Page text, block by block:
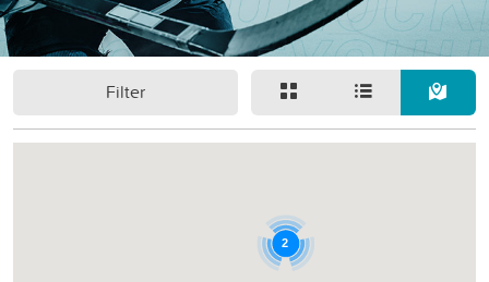
Filter
2